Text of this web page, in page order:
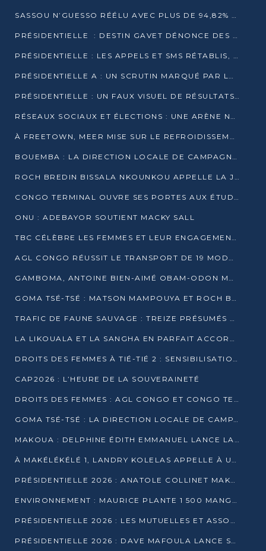
SASSOU N’GUESSO RÉÉLU AVEC PLUS DE 94,82% DES VOIX
PRÉSIDENTIELLE : DESTIN GAVET DÉNONCE DES IRRÉGULARITÉS ET REVENDIQUE LA VICTOIRE
PRÉSIDENTIELLE : LES APPELS ET SMS RÉTABLIS, INTERNET RESTE BLOQUÉ
PRÉSIDENTIELLE A : UN SCRUTIN MARQUÉ PAR LA COUPURE D’INTERNET ET UNE AFFLUENCE TIMIDE À BRAZZAVILLE
PRÉSIDENTIELLE : UN FAUX VISUEL DE RÉSULTATS CIRCULE
RÉSEAUX SOCIAUX ET ÉLECTIONS : UNE ARÈNE NUMÉRIQUE EN PLEINE MUTATION AU CONGO
À FREETOWN, MEER MISE SUR LE REFROIDISSEMENT PASSIF FACE À LA CHALEUR EXTRÊME
BOUEMBA : LA DIRECTION LOCALE DE CAMPAGNE DE DENIS SASSOU N’GUESSO MULTIPLIE LES ACTIVITÉS DE MOBILISATION
ROCH BREDIN BISSALA NKOUNKOU APPELLE LA JEUNESSE DE GOMA TSÉ-TSÉ À UN VOTE MASSIF POUR DENIS SASSOU NGUESSO
CONGO TERMINAL OUVRE SES PORTES AUX ÉTUDIANTS EN TRANSPORT ET LOGISTIQUE
ONU : ADEBAYOR SOUTIENT MACKY SALL
TBC CÉLÈBRE LES FEMMES ET LEUR ENGAGEMENT À L’OCCASION DU 8 MARS
AGL CONGO RÉUSSIT LE TRANSPORT DE 19 MODULES HORS GABARIT ENTRE POINTE-NOIRE ET BRAZZAVILLE
GAMBOMA, ANTOINE BIEN-AIMÉ OBAM-ODON MOBILISE LES 32 148 ÉLECTEURS EN FAVEUR DE DENIS SASSOU NGUESSO
GOMA TSÉ-TSÉ : MATSON MAMPOUYA ET ROCH BREDIN BISSALA NKOUNKOU EN CAMPAGNE DE PROXIMITÉ
TRAFIC DE FAUNE SAUVAGE : TREIZE PRÉSUMÉS TRAFIQUANTS INTERPELLÉS AU CONGO EN 2025
LA LIKOUALA ET LA SANGHA EN PARFAIT ACCORD AVEC LE PROJET DE SOCIÉTÉ DU CANDIDAT DENIS SASSOU-N’GUESSO
DROITS DES FEMMES À TIÉ-TIÉ 2 : SENSIBILISATION ET PÉDAGOGIE SUR LE DROIT DE VOTE
CAP2026 : L’HEURE DE LA SOUVERAINETÉ
DROITS DES FEMMES : AGL CONGO ET CONGO TERMINAL METTENT EN AVANT LE LEADERSHIP FÉMININ
GOMA TSÉ-TSÉ : LA DIRECTION LOCALE DE CAMPAGNE INTENSIFIE LA SENSIBILISATION DANS LES VILLAGES
MAKOUA : DELPHINE ÉDITH EMMANUEL LANCE LA CAMPAGNE POUR DENIS SASSOU-N’GUESSO
À MAKÉLÉKÉLÉ 1, LANDRY KOLELAS APPELLE À UNE MOBILISATION MASSIVE EN FAVEUR DE DENIS SASSOU-N’GUESSO
PRÉSIDENTIELLE 2026 : ANATOLE COLLINET MAKOSSO DÉFEND LE PROJET DE SOCIÉTÉ DE DENIS SASSOU NGUESSO
ENVIRONNEMENT : MAURICE PLANTE 1 500 MANGROVES POUR HONORER WANGARI MAATHAI
PRÉSIDENTIELLE 2026 : LES MUTUELLES ET ASSOCIATIONS S’IMPLIQUENT DANS LA CAMPAGNE ÉLECTORALE À TIÉ-TIÉ 2 (POINTE-NOIRE)
PRÉSIDENTIELLE 2026 : DAVE MAFOULA LANCE SA « VAGUE DU NOUVEAU DÉPART » À IMPFONDO